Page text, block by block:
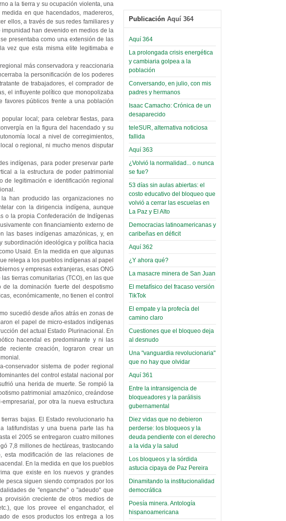
a la tierra y su ocupación violenta, una
en que hacendados, madereros,
ellos, a través de sus redes familiares y
impunidad han devenido en medios de la
presentaba como una extensión de las
vez que esta misma elite legitimaba e
más conservadora y reaccionaria
la personificación de los poderes
de trabajadores, el comprador de
el influyente político que monopolizaba
favores públicos frente a una población
local; para celebrar fiestas, para
en la figura del hacendado y su
local a nivel de corregimientos,
o regional, ni mucho menos disputar
indígenas, para poder preservar parte
a la estructura de poder patrimonial
legitimación e identificación regional
han producido las organizaciones no
con la dirigencia indígena, aunque
o la propia Confederación de Indígenas
con financiamiento externo de
las bases indígenas amazónicas, y, en
subordinación ideológica y política hacia
Usaid. En la medida en que algunas
relega a los pueblos indígenas al papel
y empresas extranjeras, esas ONG
tierras comunitarias (TCO), en las que
la dominación fuerte del despotismo
económicamente, no tienen el control
sucedió desde años atrás en zonas de
el papel de micro-estados indígenas
del actual Estado Plurinacional. En
hacendal es predominante y ni las
reciente creación, lograron crear un
conservador sistema de poder regional
del control estatal nacional por
una herida de muerte. Se rompió la
patrimonial amazónico, creándose
por otra la nueva estructura
bajas. El Estado revolucionario ha
latifundistas y una buena parte las ha
el 2005 se entregaron cuatro millones
7,8 millones de hectáreas, trastocando
esta modificación de las relaciones de
En la medida en que los pueblos
que existe en los nuevos y grandes
pesca siguen siendo comprados por los
de "enganche" o "adeudo" que
provisión creciente de otros medios de
que los provee el enganchador, el
de esos productos los entrega a los
certificados por apoyo al
Séptimo Encuentro de
Sábado, 14 Octubre 2023
Leer Más...
Trabajo Social de la UMSA
volverá a las urnas para elegir a
su directora
Sábado, 14 Octubre 2023
Leer Más...
Candidatos del MAS se
presentarán en la UMSA
Jueves, 14 Septiembre 2023
Leer Más...
Carrera de Geografía realiza
Segundo Congreso Nacional
Viernes, 14 Octubre 2022
Leer Más...
Docentes y estudiantes de
Trabajo Social de la UMSA
elegirán directora
Viernes, 14 Octubre 2022
Leer Más...
“Tuna Femenina San Andrés”
toca y canta con coraje
Miércoles, 14 Septiembre 2022
Leer Más...
Posesionan a dirigentes de
Asociación de Docentes
Domingo, 14 Agosto 2022
Leer Más...
y esconder la
mano
El Infamatorio
Jueves, 10 Diciembre 2020
Read more...
Infierno Covid
parte VI:
Gabinete de
Áñez se atribuye
construcción de
hospitales
prefabricados en
la que no tuvo
participación;
más de 24 horas
después rectifica
parcialmente
El Infamatorio
Miércoles, 09 Diciembre 2020
Read more...
Interpretación
de un álbum de
narco-fotos
(Miscelánea
Palaciega 8)
El Infamatorio
Miércoles, 19 Junio 2019
Read more...
Cosmética
descolonizadora
(Miscelánea
palaciega 7)
El Infamatorio
Lunes, 27 Mayo 2019
Read more...
Creacionismo,
filtraciones e
inicio de la
campaña del
MAS
(Miscelánea
palaciega 6)
El Infamatorio
Publicación Aquí 364
Aquí 364
La prolongada crisis energética
y cambiaria golpea a la
población
Conversando, en julio, con mis
padres y hermanos
Isaac Camacho: Crónica de un
desaparecido
teleSUR, alternativa noticiosa
fallida
Aquí 363
¿Volvió la normalidad... o nunca
se fue?
53 días sin aulas abiertas: el
costo educativo del bloqueo que
volvió a cerrar las escuelas en
La Paz y El Alto
Democracias latinoamericanas y
caribeñas en déficit
Aquí 362
¿Y ahora qué?
La masacre minera de San Juan
El metafísico del fracaso versión
TikTok
El empate y la profecía del
camino claro
Cuestiones que el bloqueo deja
al desnudo
Una "vanguardia revolucionaria"
que no hay que olvidar
Aquí 361
Entre la intransigencia de
bloqueadores y la parálisis
gubernamental
Diez vidas que no debieron
perderse: los bloqueos y la
deuda pendiente con el derecho
a la vida y la salud
Los bloqueos y la sórdida
astucia cipaya de Paz Pereira
Dinamitando la institucionalidad
democrática
Poesía minera. Antología
hispanoamericana